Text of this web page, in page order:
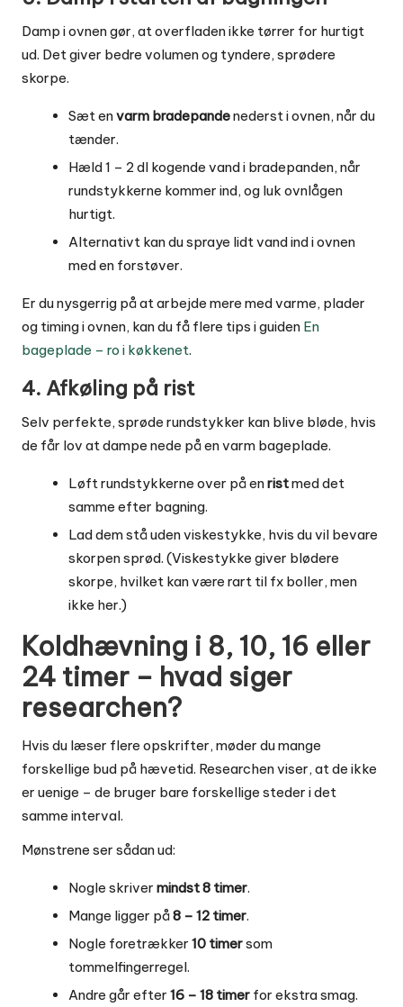
Damp i ovnen gør, at overfladen ikke tørrer for hurtigt
ud. Det giver bedre volumen og tyndere, sprødere
skorpe.
Sæt envarm bradepandenederst i ovnen, når du
tænder.
Hæld 1 – 2 dl kogende vand i bradepanden, når
rundstykkerne kommer ind, og luk ovnlågen
hurtigt.
Alternativt kan du spraye lidt vand ind i ovnen
med en forstøver.
Er du nysgerrig på at arbejde mere med varme, plader
og timing i ovnen, kan du få flere tips i guiden En
bageplade – ro i køkkenet.
4. Afkøling på rist
Selv perfekte, sprøde rundstykker kan blive bløde, hvis
de får lov at dampe nede på en varm bageplade.
Løft rundstykkerne over på enristmed det
samme efter bagning.
Lad dem stå uden viskestykke, hvis du vil bevare
skorpen sprød. (Viskestykke giver blødere
skorpe, hvilket kan være rart til fx boller, men
ikke her.)
Koldhævning i 8, 10, 16 eller
24 timer – hvad siger
researchen?
Hvis du læser flere opskrifter, møder du mange
forskellige bud på hævetid. Researchen viser, at de ikke
er uenige – de bruger bare forskellige steder i det
samme interval.
Mønstrene ser sådan ud:
Nogle skriver mindst 8 timer.
Mange ligger på8 – 12 timer.
Nogle foretrækker 10 timersom
tommelfingerregel.
Andre går efter 16 – 18 timer for ekstra smag.